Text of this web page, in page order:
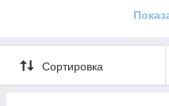
Почему выбирают
Идеальный
подчеркните значимость
Сортировка